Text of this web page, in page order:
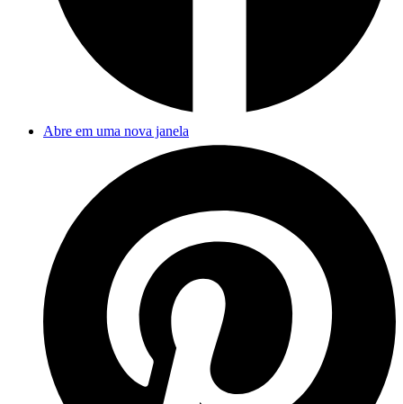
Abre em uma nova janela